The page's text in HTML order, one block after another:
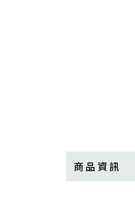
商品資訊